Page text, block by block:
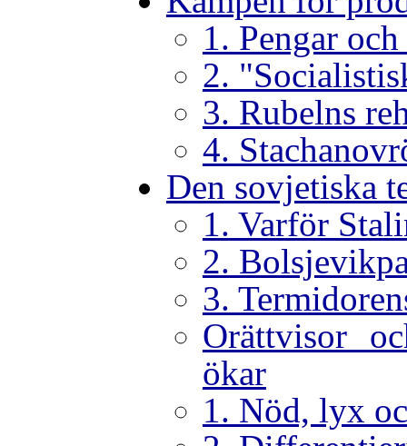
1. Pengar
2.
3. Rubelns
4.
Den sovjetiska
1. Varför
2.
3.
Orättvisor
ökar
1. Nöd, lyx